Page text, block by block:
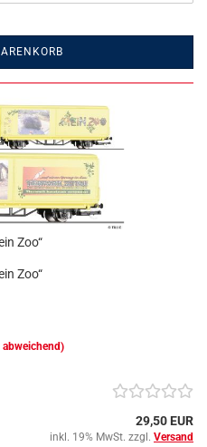
Zoo“
Zoo“
29,50 EUR
inkl. 19% MwSt. zzgl. Versand